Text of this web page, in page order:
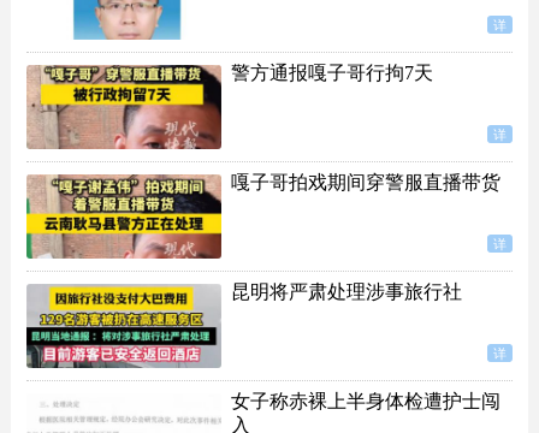
详
警方通报嘎子哥行拘7天
详
嘎子哥拍戏期间穿警服直播带货
详
昆明将严肃处理涉事旅行社
详
女子称赤裸上半身体检遭护士闯
入